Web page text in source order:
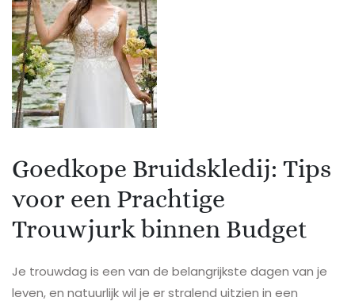
Goedkope Bruidskledij: Tips
voor een Prachtige
Trouwjurk binnen Budget
Je trouwdag is een van de belangrijkste dagen van je
leven, en natuurlijk wil je er stralend uitzien in een